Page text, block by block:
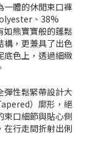
一體的休閒束口褲
、38%
熊寶寶般的蓬鬆
構，更兼具了出色
底色上，透過細緻
彈性鬆緊帶設計大
）廓形，絕
束口細節與貼心側
在行走間折射出俐